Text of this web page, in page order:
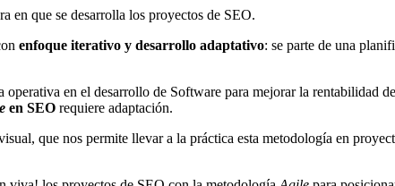
en que se desarrolla los proyectos de SEO.
enfoque iterativo y desarrollo adaptativo: se parte de una
en el desarrollo de Software para mejorar la rentabilidad
en SEO requiere adaptación.
que nos permite llevar a la práctica esta metodología en